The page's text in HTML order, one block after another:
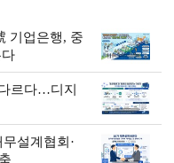
기업은행, 중
르다…디지
설계협회·